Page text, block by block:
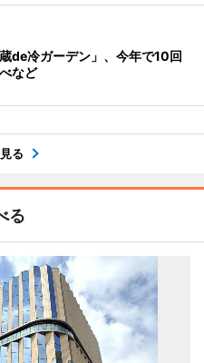
de冷ガーデン」、今年で10回
など
る
る